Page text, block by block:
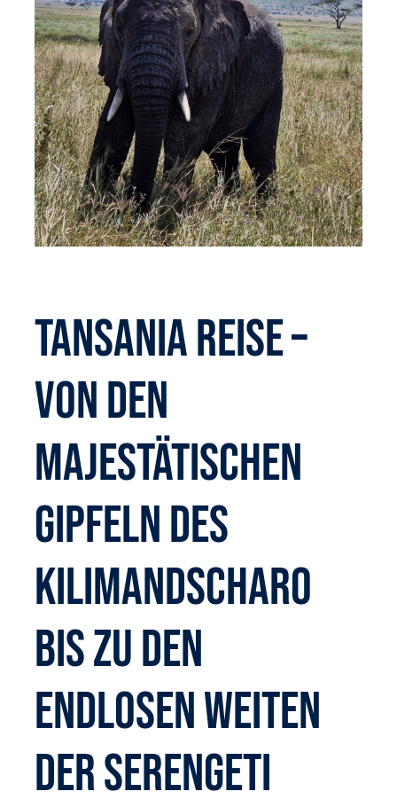
Tansania Reise –
Von den
majestätischen
Gipfeln des
Kilimandscharo
bis zu den
endlosen Weiten
der Serengeti